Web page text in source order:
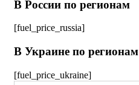
В России по регионам
[fuel_price_russia]
В Украине по регионам
[fuel_price_ukraine]